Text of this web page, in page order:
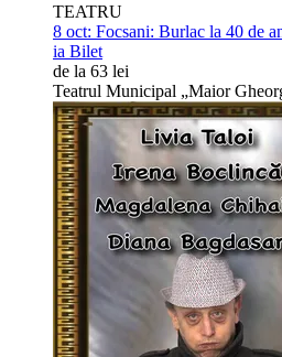
TEATRU
8 oct: Focsani: Burlac la 40 de
ia Bilet
de la 63 lei
Teatrul Municipal „Maior